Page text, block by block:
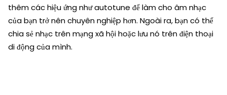
thêm các hiệu ứng như autotune để làm cho âm nhạc
của bạn trở nên chuyên nghiệp hơn. Ngoài ra, bạn có thể
chia sẻ nhạc trên mạng xã hội hoặc lưu nó trên điện thoại
di động của mình.